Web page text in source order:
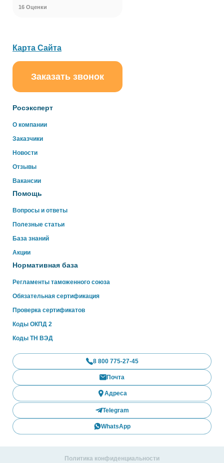
16 Оценки
Росэксперт
О компании
Заказчики
Новости
Отзывы
Вакансии
Помощь
Вопросы и ответы
Полезные статьи
База знаний
Акции
Нормативная база
Регламенты таможенного союза
Обязательная сертификация
Проверка сертификатов
Коды ОКПД 2
Коды ТН ВЭД
Карта Сайта
Заказать звонок
8 800 775-27-45
Почта
Адреса
Telegram
WhatsApp
Политика конфиденциальности
online
Здравствуйте!
Свяжитесь с нами через WhatsApp нажав на кнопку
WhatsApp